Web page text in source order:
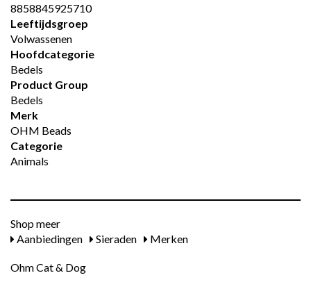
8858845925710
Leeftijdsgroep
Volwassenen
Hoofdcategorie
Bedels
Product Group
Bedels
Merk
OHM Beads
Categorie
Animals
Shop meer
Aanbiedingen
Sieraden Merken
Ohm Cat & Dog